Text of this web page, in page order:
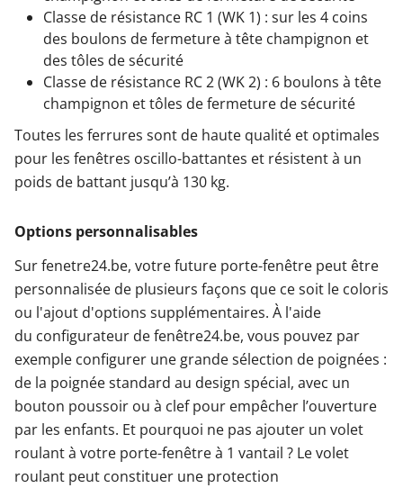
Classe de résistance RC 1 (WK 1) : sur les 4 coins
des boulons de fermeture à tête champignon et
des tôles de sécurité
Classe de résistance RC 2 (WK 2) : 6 boulons à tête
champignon et tôles de fermeture de sécurité
Toutes les ferrures sont de haute qualité et optimales
pour les fenêtres oscillo-battantes et résistent à un
poids de battant jusqu’à 130 kg.
Options personnalisables
Sur fenetre24.be, votre future porte-fenêtre peut être
personnalisée de plusieurs façons que ce soit le coloris
ou l'ajout d'options supplémentaires. À l'aide
du configurateur de fenêtre24.be, vous pouvez par
exemple configurer une grande sélection de poignées :
de la poignée standard au design spécial, avec un
bouton poussoir ou à clef pour empêcher l’ouverture
par les enfants. Et pourquoi ne pas ajouter un volet
roulant à votre porte-fenêtre à 1 vantail ? Le volet
roulant peut constituer une protection